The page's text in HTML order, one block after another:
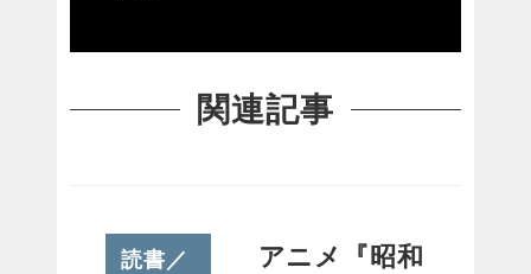
関連記事
読書／
アニメ『昭和